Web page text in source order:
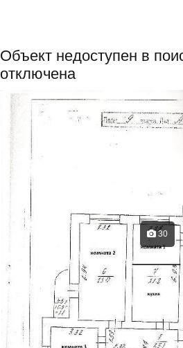
Объект недоступен в
отключена
30